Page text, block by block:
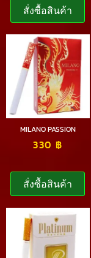
สั่งซื้อสินค้า
MILANO PASSION
330 ฿
สั่งซื้อสินค้า